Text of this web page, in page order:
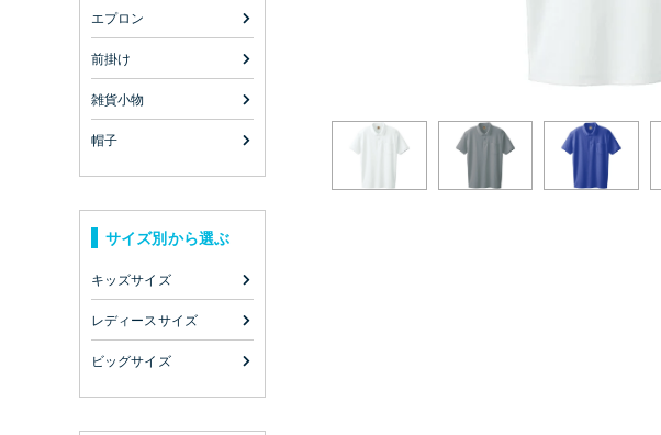
エプロン
前掛け
雑貨小物
帽子
サイズ別から選ぶ
キッズサイズ
レディースサイズ
ビッグサイズ